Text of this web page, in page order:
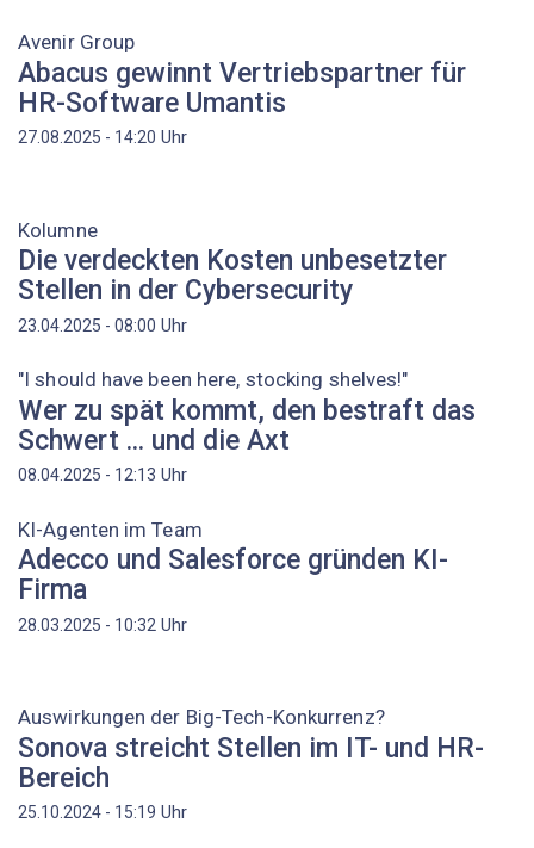
Avenir Group
Abacus gewinnt Vertriebspartner für
HR-Software Umantis
27.08.2025 - 14:20 Uhr
Kolumne
Die verdeckten Kosten unbesetzter
Stellen in der Cybersecurity
23.04.2025 - 08:00 Uhr
"I should have been here, stocking shelves!"
Wer zu spät kommt, den bestraft das
Schwert ... und die Axt
08.04.2025 - 12:13 Uhr
KI-Agenten im Team
Adecco und Salesforce gründen KI-
Firma
28.03.2025 - 10:32 Uhr
Auswirkungen der Big-Tech-Konkurrenz?
Sonova streicht Stellen im IT- und HR-
Bereich
25.10.2024 - 15:19 Uhr